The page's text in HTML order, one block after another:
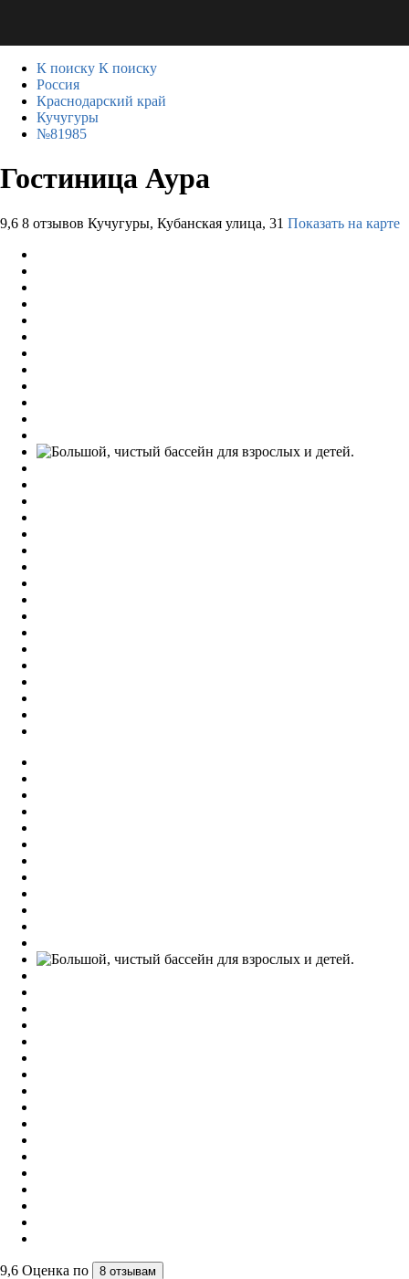
К поиску К поиску
Россия
Краснодарский край
Кучугуры
№81985
Гостиница Аура
9,6 8 отзывов Кучугуры, Кубанская улица, 31 Показать на карте
9,6 Оценка по 8 отзывам